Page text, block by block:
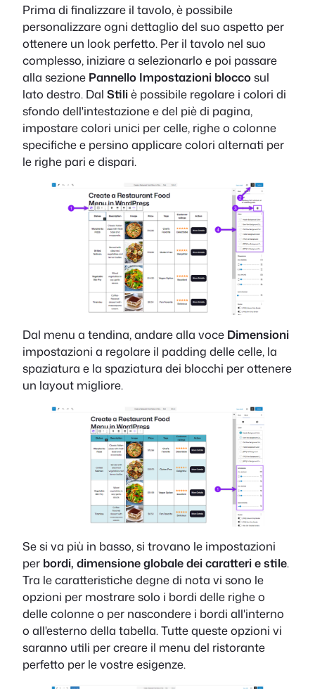
Prima di finalizzare il tavolo, è possibile
personalizzare ogni dettaglio del suo aspetto per
ottenere un look perfetto. Per il tavolo nel suo
complesso, iniziare a selezionarlo e poi passare
alla sezione Pannello Impostazioni bloccosul
lato destro. Dal Stiliè possibile regolare i colori di
sfondo dell'intestazione e del piè di pagina,
impostare colori unici per celle, righe o colonne
specifiche e persino applicare colori alternati per
le righe pari e dispari.
Dal menu a tendina, andare alla voce Dimensioni
impostazioni a regolare il padding delle celle, la
spaziatura e la spaziatura dei blocchi per ottenere
un layout migliore.
Se si va più in basso, si trovano le impostazioni
per bordi, dimensione globale dei caratteri e stile.
Tra le caratteristiche degne di nota vi sono le
opzioni per mostrare solo i bordi delle righe o
delle colonne o per nascondere i bordi all'interno
o all'esterno della tabella. Tutte queste opzioni vi
saranno utili per creare il menu del ristorante
perfetto per le vostre esigenze.